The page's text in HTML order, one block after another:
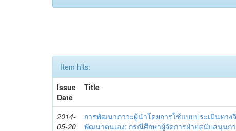
Item hits:
Issue
Date
Title
2014-
05-20
การพัฒนาภาวะผู้นำโดยการใช้แบบประเมินทา
พัฒนาตนเอง: กรณีศึกษาผู้จัดการฝ่ายสนับสนุนก